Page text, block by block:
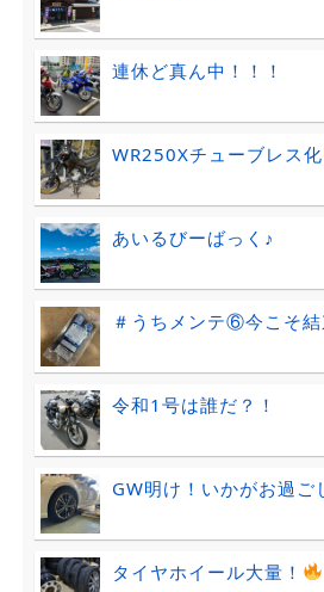
連休ど真ん中！！！
WR250Xチューブレス化
あいるびーばっく♪
＃うちメンテ⑥今こそ結
令和1号は誰だ？！
GW明け！いかがお過ご
タイヤホイール大量！